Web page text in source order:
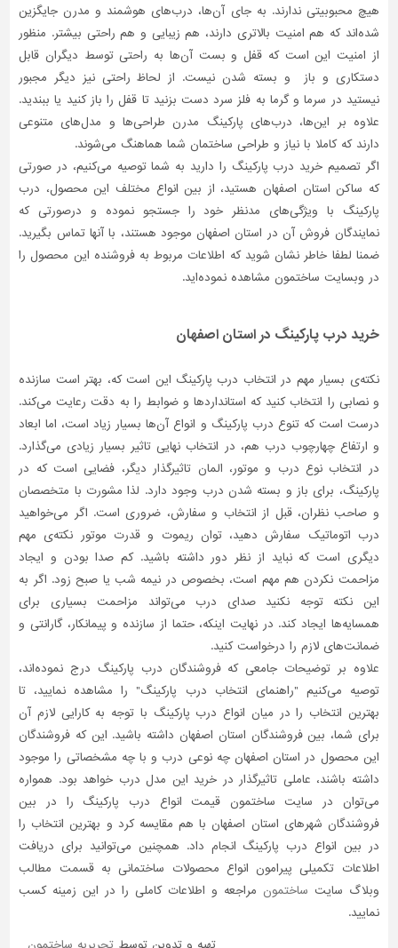
هیچ محبوبیتی ندارند. به جای آن‌ها، درب‌های هوشمند و مدرن جایگزین
شده‌اند که هم امنیت بالاتری دارند، هم زیبایی و هم راحتی بیشتر. منظور
از امنیت این است که قفل و بست آ‌ن‌ها به راحتی توسط دیگران قابل
دستکاری و باز و بسته شدن نیست. از لحاظ راحتی نیز دیگر مجبور
نیستید در سرما و گرما به فلز سرد دست بزنید تا قفل را باز کنید یا ببندید.
علاوه‌ بر این‌ها، درب‌های پارکینگ مدرن طراحی‌ها و مدل‌های متنوعی
دارند که کاملا با نیاز و طراحی ساختمان شما هماهنگ می‌شوند.
اگر تصمیم خرید درب پارکینگ را دارید به شما توصیه می‌کنیم، در صورتی
که ساکن استان اصفهان هستید، از بین انواع مختلف این محصول، درب
پارکینگ با ویژگی‌های مدنظر خود را جستجو نموده و درصورتی‌ که
نمایندگان فروش آن در استان اصفهان موجود هستند، با آنها تماس بگیرید.
ضمنا لطفا خاطر نشان شوید که اطلاعات مربوط به فروشنده این محصول را
در وبسایت ساختمون مشاهده نموده‌اید.
خرید درب پارکینگ در استان اصفهان
نکته‌ی بسیار مهم در انتخاب درب پارکینگ این است که، بهتر است سازنده
و نصابی را انتخاب کنید که استانداردها و ضوابط را به دقت رعایت می‌کند.
درست است که تنوع درب پارکینگ و انواع آن‌ها بسیار زیاد است، اما ابعاد
و ارتفاع چهارچوب درب هم، در انتخاب نهایی تاثیر بسیار زیادی می‌گذارد.
در انتخاب نوع درب و موتور، المان تاثیرگذار دیگر، فضایی است که در
پارکینگ، برای باز و بسته شدن درب وجود دارد. لذا مشورت با متخصصان
و صاحب نظران، قبل از انتخاب و سفارش، ضروری است. اگر می‌خواهید
درب اتوماتیک سفارش دهید، توان ریموت و قدرت موتور نکته‌ی مهم
دیگری است که نباید از نظر دور داشته باشید. کم صدا بودن و ایجاد
مزاحمت نکردن هم مهم است، بخصوص در نیمه شب یا صبح زود. اگر به
این نکته توجه نکنید صدای درب می‌تواند مزاحمت بسیاری برای
همسایه‌ها ایجاد کند. در نهایت اینکه، حتما از سازنده و پیمانکار، گارانتی و
ضمانت‌های لازم را درخواست کنید.
علاوه بر توضیحات جامعی که فروشندگان درب پارکینگ درج نموده‌اند،
توصیه می‌کنیم "راهنمای انتخاب درب پارکینگ" را مشاهده نمایید، تا
بهترین انتخاب را در میان انواع درب پارکینگ با توجه به کارایی لازم آن
برای شما، بین فروشندگان استان اصفهان داشته باشید. این که فروشندگان
این محصول در استان اصفهان چه نوعی درب و با چه مشخصاتی را موجود
داشته باشند، عاملی تاثیر‌گذار در خرید این مدل درب خواهد بود. همواره
می‌توان در سایت ساختمون قیمت انواع درب پارکینگ را در بین
فروشندگان شهرهای استان اصفهان با هم مقایسه کرد و بهترین انتخاب را
در بین انواع درب پارکینگ انجام داد. همچنین می‌توانید برای دریافت
اطلاعات تکمیلی پیرامون انواع محصولات ساختمانی به قسمت مطالب
وبلاگ سایت ساختمون مراجعه و اطلاعات کاملی را در این زمینه کسب
نمایید.